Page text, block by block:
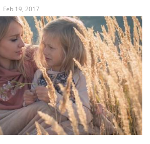
Feb 19, 2017